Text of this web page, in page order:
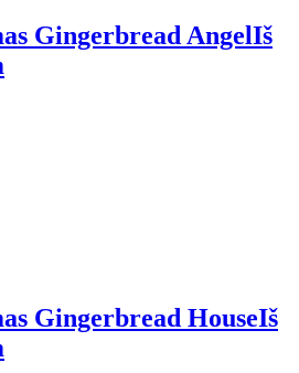
Gingerbread AngelIš
Gingerbread HouseIš